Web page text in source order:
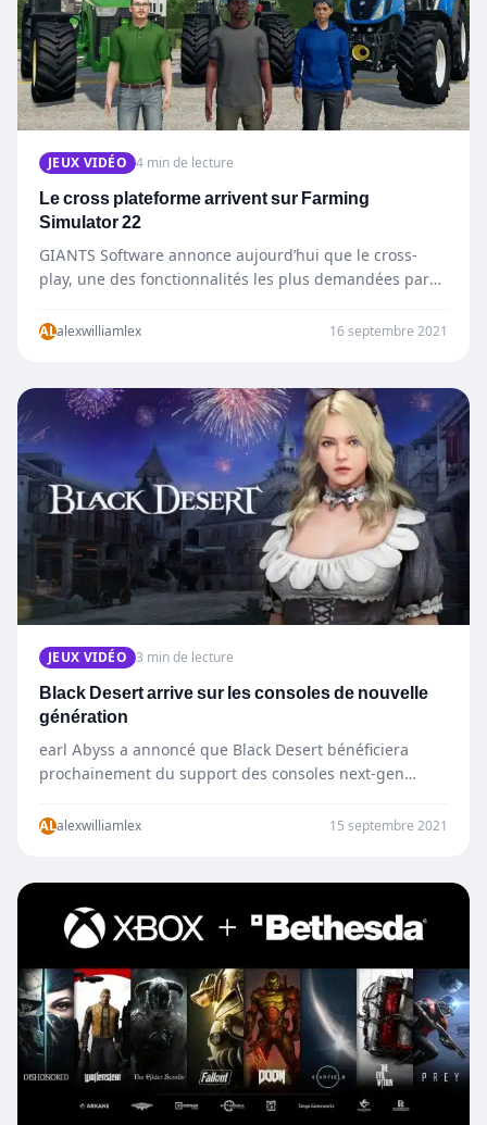
JEUX VIDÉO 4 min de lecture
Le cross plateforme arrivent sur Farming
Simulator 22
GIANTS Software annonce aujourd’hui que le cross-
play, une des fonctionnalités les plus demandées par
ALalexwilliamlex 16 septembre 2021
JEUX VIDÉO 3 min de lecture
Black Desert arrive sur les consoles de nouvelle
génération
earl Abyss a annoncé que Black Desert bénéficiera
prochainement du support des consoles next-gen
ALalexwilliamlex 15 septembre 2021